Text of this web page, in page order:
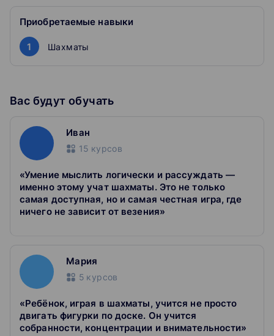
на виртуальной шахматной доске
История развития шахматной игры и тактические
приёмы в интерактивном формате Источник - Онлайн
debyutam
Приобретаемые навыки
1 Шахматы
Вас будут обучать
Иван
15 курсов
«Умение мыслить логически и рассуждать —
именно этому учат шахматы. Это не только
самая доступная, но и самая честная игра, где
ничего не зависит от везения»
Мария
5 курсов
«Ребёнок, играя в шахматы, учится не просто
двигать фигурки по доске. Он учится
собранности, концентрации и внимательности»